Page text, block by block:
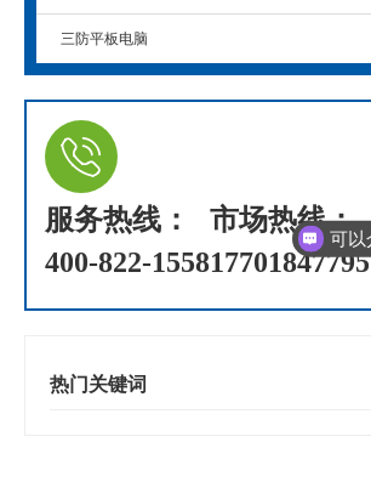
三防平板电脑
服务热线：
400-822-1558
市场热线：
17701847795
热门关键词